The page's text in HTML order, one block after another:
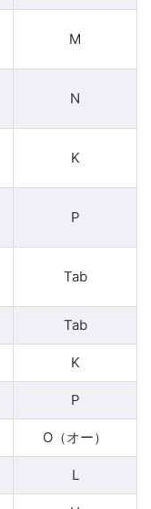
M
N
K
P
Tab
Tab
K
P
O（オー）
L